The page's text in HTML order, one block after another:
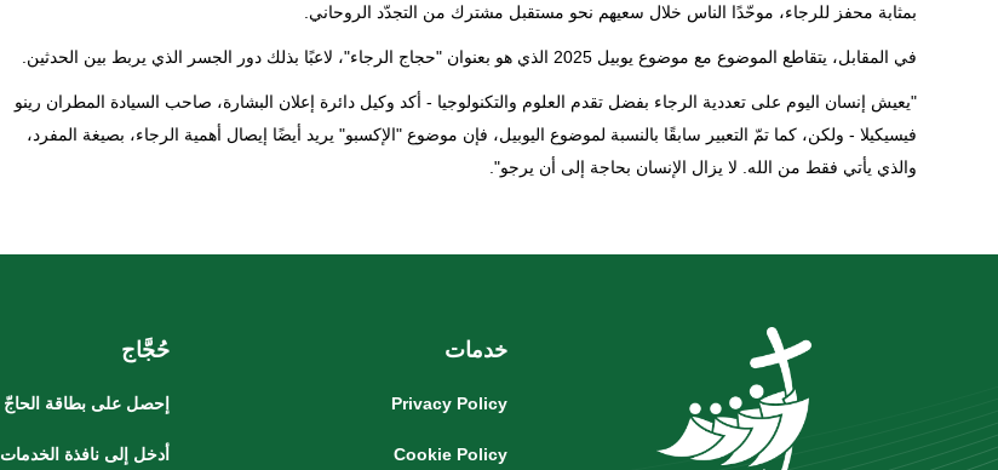
بمثابة محفز للرجاء، موحّدًا الناس خلال سعيهم نحو مستقبل مشترك من التجدّد الروحاني.
في المقابل، يتقاطع الموضوع مع موضوع يوبيل 2025 الذي هو بعنوان "حجاج الرجاء"، لاعبًا بذلك دور الجسر الذي يربط بين الحدثين.
"يعيش إنسان اليوم على تعددية الرجاء بفضل تقدم العلوم والتكنولوجيا - أكد وكيل دائرة إعلان البشارة، صاحب السيادة المطران رينو
فيسيكيلا - ولكن، كما تمّ التعبير سابقًا بالنسبة لموضوع اليوبيل، فإن موضوع "الإكسبو" يريد أيضًا إيصال أهمية الرجاء، بصيغة المفرد،
والذي يأتي فقط من الله. لا يزال الإنسان بحاجة إلى أن يرجو".
خدمات
Privacy Policy
Cookie Policy
حُجَّاج
إحصل على بطاقة الحاجّ
أدخل إلى نافذة الخدمات